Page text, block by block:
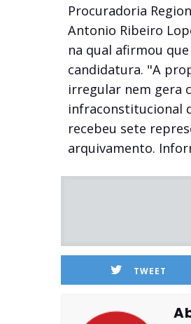
Procuradoria
Antonio Ribeiro
na qual afirmou
candidatura. "A
irregular nem gera
infraconstitucional
recebeu sete
arquivamento.
TWEET